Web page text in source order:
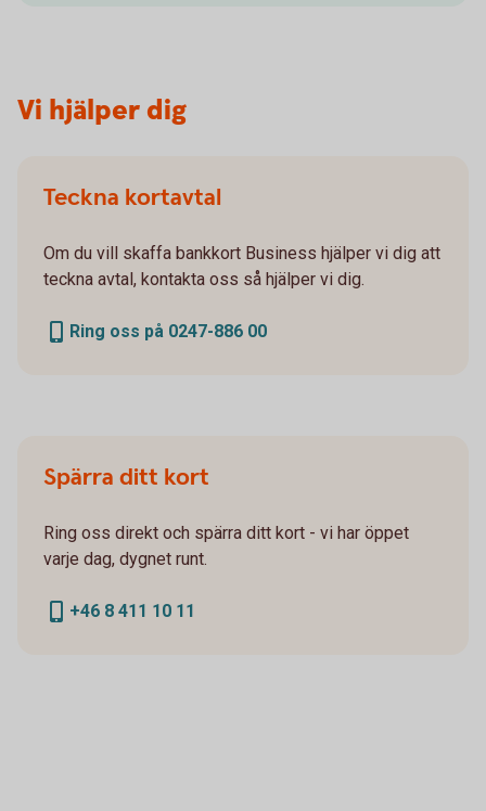
Vi hjälper dig
Teckna kortavtal
Om du vill skaffa bankkort Business hjälper vi dig att
teckna avtal, kontakta oss så hjälper vi dig.
Ring oss på 0247-886 00
Spärra ditt kort
Ring oss direkt och spärra ditt kort - vi har öppet
varje dag, dygnet runt.
+46 8 411 10 11